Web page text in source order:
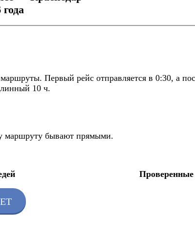
Первый рейс отправляется в 0:30, а
10 ч.
маршруту бывают прямыми.
Проверенные